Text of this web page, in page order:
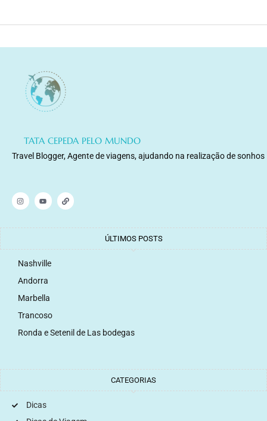
TATA CEPEDA PELO MUNDO
Travel Blogger, Agente de viagens, ajudando na realização de sonhos
ÚLTIMOS POSTS
Nashville
Andorra
Marbella
Trancoso
Ronda e Setenil de Las bodegas
CATEGORIAS
Dicas